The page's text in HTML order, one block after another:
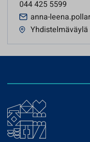
044 425 5599
anna-
Yhdistelmäväylä